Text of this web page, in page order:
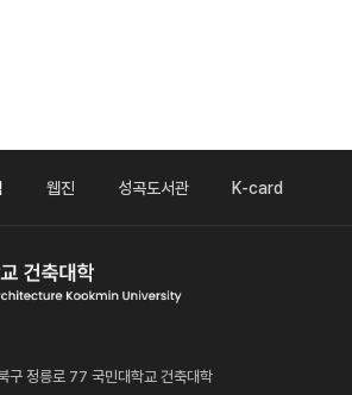
웹진 성곡도서관 K-card
정릉로 77 국민대학교 건축대학